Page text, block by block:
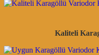
Kaliteli